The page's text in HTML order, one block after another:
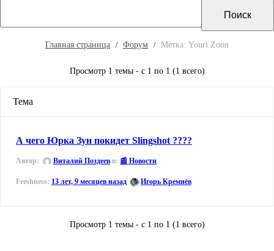
Главная страница Форум Метка: Youri Zoon
Просмотр 1 темы - с 1 по 1 (1 всего)
Тема
А чего Юрка Зун покидет Slingshot ????
Автор: Виталий Поздеев в: 📰 Новости
13 лет, 9 месяцев назад Игорь Кремнёв
Просмотр 1 темы - с 1 по 1 (1 всего)